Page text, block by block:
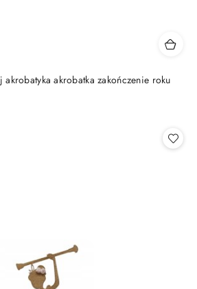
akrobatyka akrobatka zakończenie roku